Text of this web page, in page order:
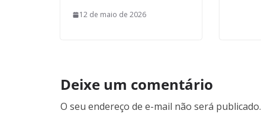
12 de maio de 2026
Deixe um comentário
O seu endereço de e-mail não será publicado.